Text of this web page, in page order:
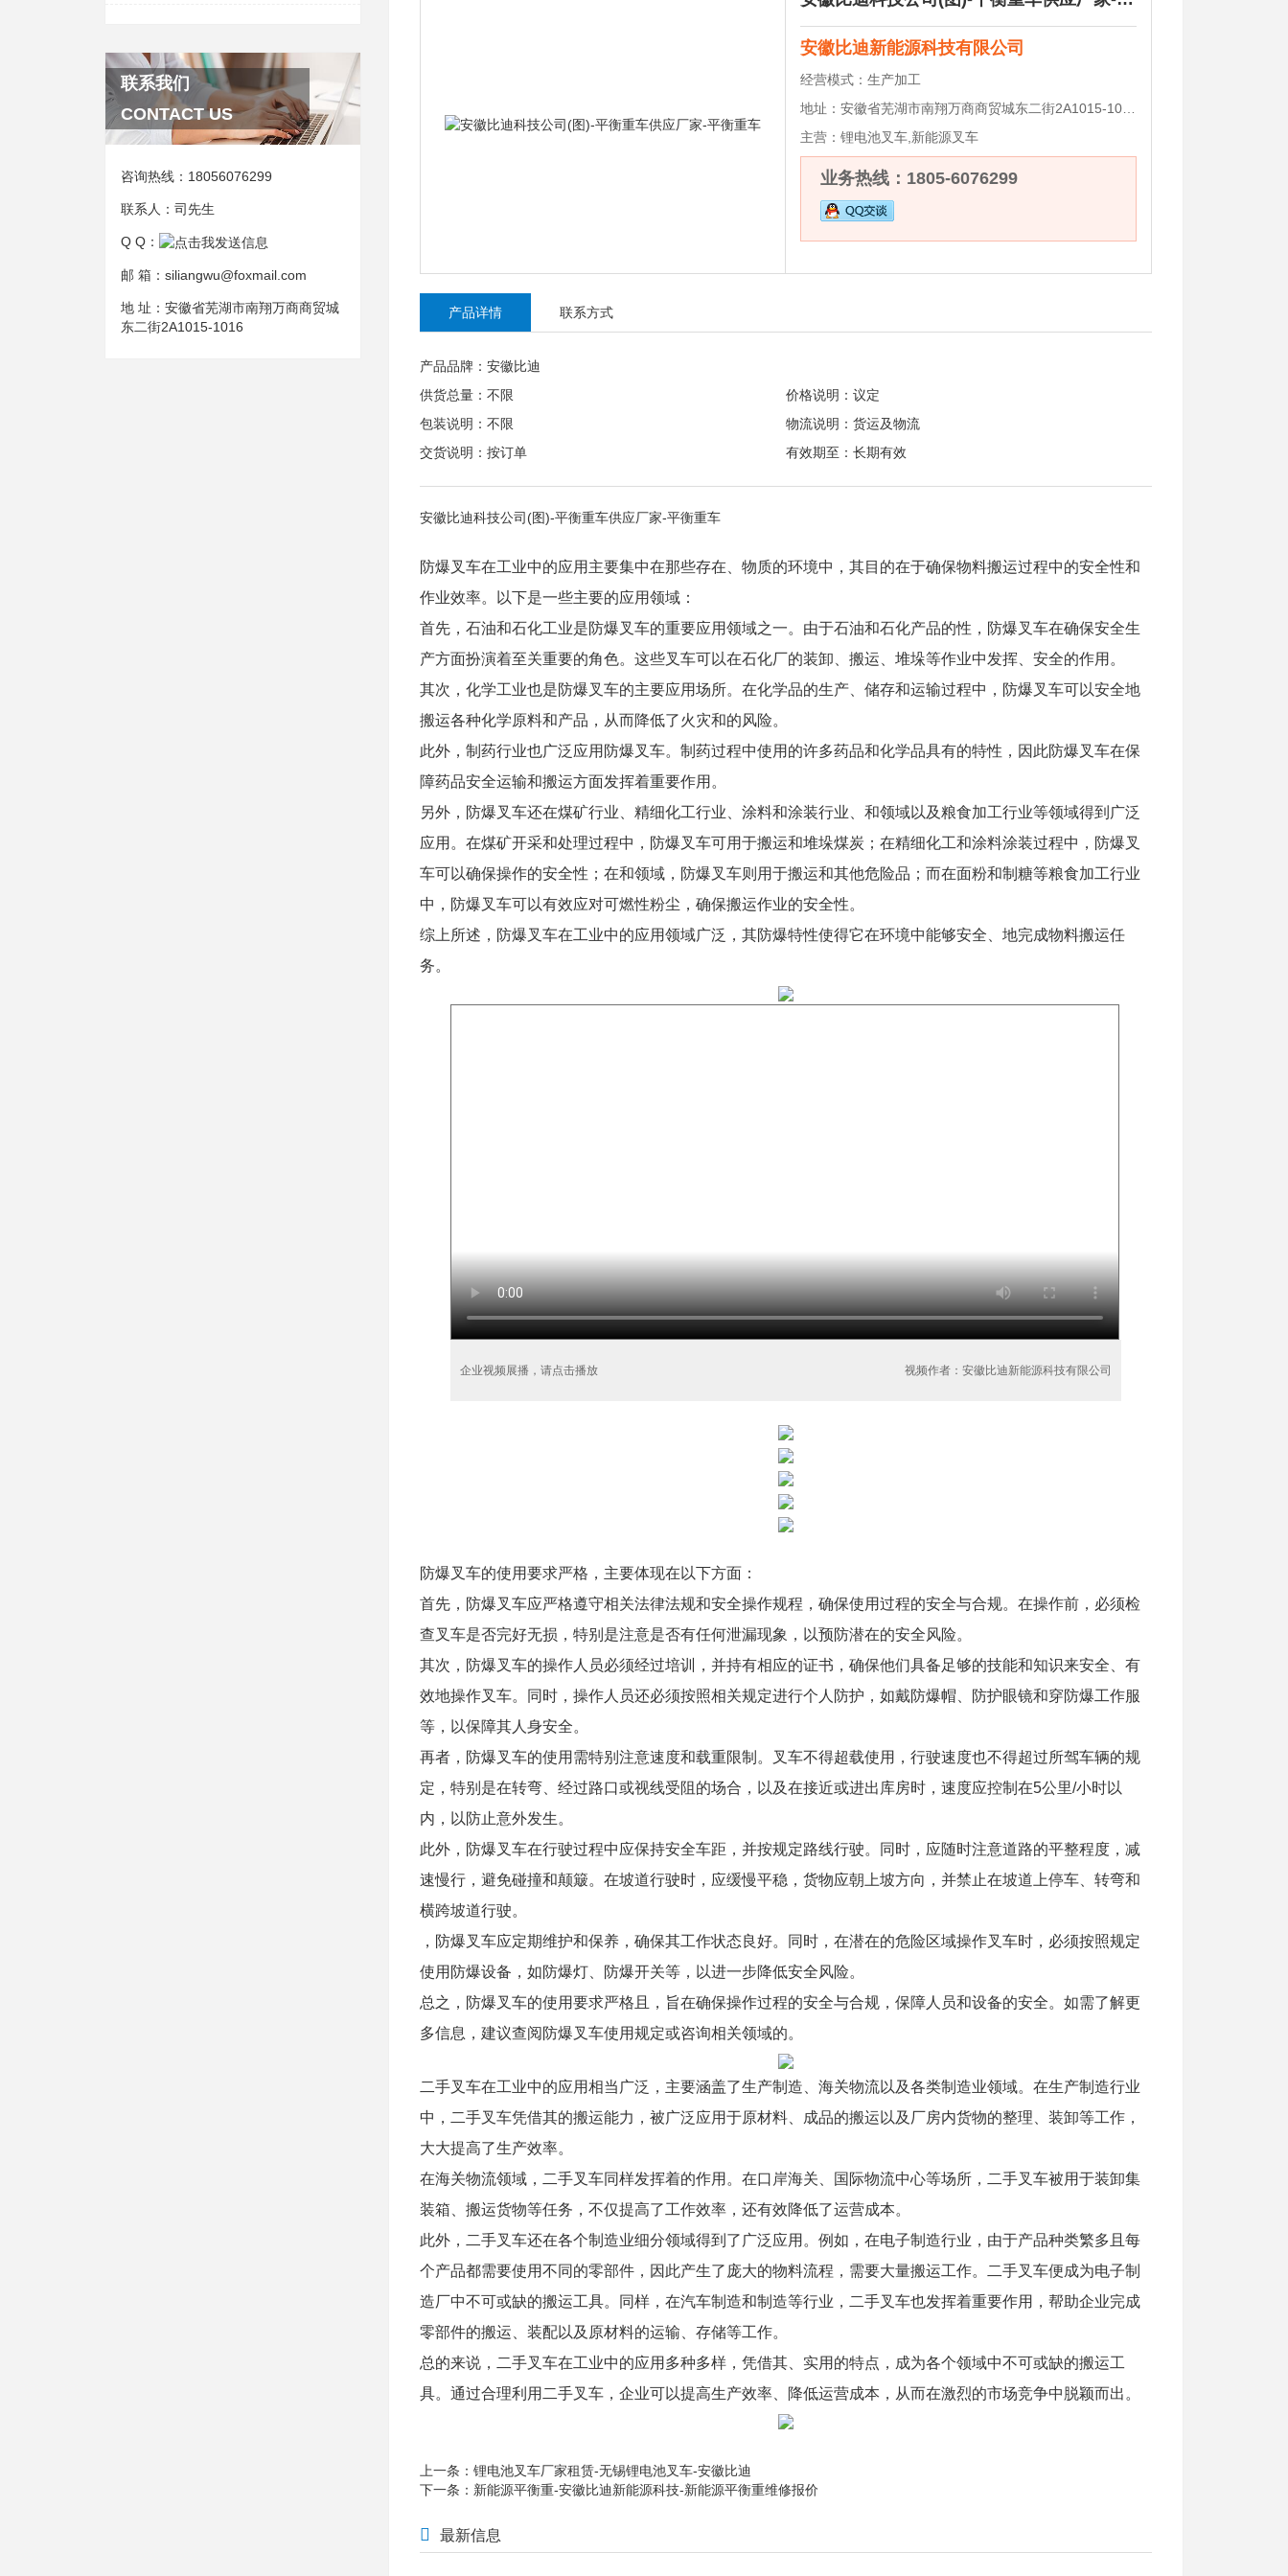
联系我们
CONTACT US
咨询热线： 18056076299
联系人： 司先生
Q Q：
邮 箱： siliangwu@foxmail.com
地 址： 安徽省芜湖市南翔万商商贸城
东二街2A1015-1016
安徽比迪新能源科技有限公司
经营模式： 生产加工
地址： 安徽省芜湖市南翔万商商贸城东二街2A1015-1016
主营： 锂电池叉车,新能源叉车
业务热线：1805-6076299
产品详情 联系方式
产品品牌：安徽比迪
供货总量：不限
价格说明：议定
包装说明：不限
物流说明：货运及物流
交货说明：按订单
有效期至：长期有效
安徽比迪科技公司(图)-平衡重车供应厂家-平衡重车
防爆叉车在工业中的应用主要集中在那些存在、物质的环境中，其目的在于确保物料搬运过程中的安全性和
作业效率。以下是一些主要的应用领域：
首先，石油和石化工业是防爆叉车的重要应用领域之一。由于石油和石化产品的性，防爆叉车在确保安全生
产方面扮演着至关重要的角色。这些叉车可以在石化厂的装卸、搬运、堆垛等作业中发挥、安全的作用。
其次，化学工业也是防爆叉车的主要应用场所。在化学品的生产、储存和运输过程中，防爆叉车可以安全地
搬运各种化学原料和产品，从而降低了火灾和的风险。
此外，制药行业也广泛应用防爆叉车。制药过程中使用的许多药品和化学品具有的特性，因此防爆叉车在保
障药品安全运输和搬运方面发挥着重要作用。
另外，防爆叉车还在煤矿行业、精细化工行业、涂料和涂装行业、和领域以及粮食加工行业等领域得到广泛
应用。在煤矿开采和处理过程中，防爆叉车可用于搬运和堆垛煤炭；在精细化工和涂料涂装过程中，防爆叉
车可以确保操作的安全性；在和领域，防爆叉车则用于搬运和其他危险品；而在面粉和制糖等粮食加工行业
中，防爆叉车可以有效应对可燃性粉尘，确保搬运作业的安全性。
综上所述，防爆叉车在工业中的应用领域广泛，其防爆特性使得它在环境中能够安全、地完成物料搬运任
务。
企业视频展播，请点击播放 视频作者：安徽比迪新能源科技有限公司
防爆叉车的使用要求严格，主要体现在以下方面：
首先，防爆叉车应严格遵守相关法律法规和安全操作规程，确保使用过程的安全与合规。在操作前，必须检
查叉车是否完好无损，特别是注意是否有任何泄漏现象，以预防潜在的安全风险。
其次，防爆叉车的操作人员必须经过培训，并持有相应的证书，确保他们具备足够的技能和知识来安全、有
效地操作叉车。同时，操作人员还必须按照相关规定进行个人防护，如戴防爆帽、防护眼镜和穿防爆工作服
等，以保障其人身安全。
再者，防爆叉车的使用需特别注意速度和载重限制。叉车不得超载使用，行驶速度也不得超过所驾车辆的规
定，特别是在转弯、经过路口或视线受阻的场合，以及在接近或进出库房时，速度应控制在5公里/小时以
内，以防止意外发生。
此外，防爆叉车在行驶过程中应保持安全车距，并按规定路线行驶。同时，应随时注意道路的平整程度，减
速慢行，避免碰撞和颠簸。在坡道行驶时，应缓慢平稳，货物应朝上坡方向，并禁止在坡道上停车、转弯和
横跨坡道行驶。
，防爆叉车应定期维护和保养，确保其工作状态良好。同时，在潜在的危险区域操作叉车时，必须按照规定
使用防爆设备，如防爆灯、防爆开关等，以进一步降低安全风险。
总之，防爆叉车的使用要求严格且，旨在确保操作过程的安全与合规，保障人员和设备的安全。如需了解更
多信息，建议查阅防爆叉车使用规定或咨询相关领域的。
二手叉车在工业中的应用相当广泛，主要涵盖了生产制造、海关物流以及各类制造业领域。在生产制造行业
中，二手叉车凭借其的搬运能力，被广泛应用于原材料、成品的搬运以及厂房内货物的整理、装卸等工作，
大大提高了生产效率。
在海关物流领域，二手叉车同样发挥着的作用。在口岸海关、国际物流中心等场所，二手叉车被用于装卸集
装箱、搬运货物等任务，不仅提高了工作效率，还有效降低了运营成本。
此外，二手叉车还在各个制造业细分领域得到了广泛应用。例如，在电子制造行业，由于产品种类繁多且每
个产品都需要使用不同的零部件，因此产生了庞大的物料流程，需要大量搬运工作。二手叉车便成为电子制
造厂中不可或缺的搬运工具。同样，在汽车制造和制造等行业，二手叉车也发挥着重要作用，帮助企业完成
零部件的搬运、装配以及原材料的运输、存储等工作。
总的来说，二手叉车在工业中的应用多种多样，凭借其、实用的特点，成为各个领域中不可或缺的搬运工
具。通过合理利用二手叉车，企业可以提高生产效率、降低运营成本，从而在激烈的市场竞争中脱颖而出。
上一条： 锂电池叉车厂家租赁-无锡锂电池叉车-安徽比迪
下一条： 新能源平衡重-安徽比迪新能源科技-新能源平衡重维修报价
最新信息